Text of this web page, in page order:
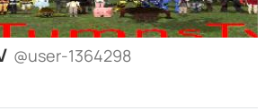
@user-1364298